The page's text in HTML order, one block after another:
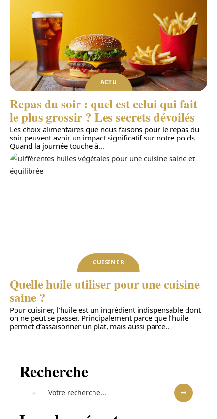
ACTU
Repas du soir : quel est celui qui fait
le plus grossir ? Les secrets dévoilés
Les choix alimentaires que nous faisons pour le repas du
soir peuvent avoir un impact significatif sur notre poids.
Quand la journée touche à…
CUISINER
Quelle huile utiliser pour une cuisine
saine ?
Pour cuisiner, l’huile est un ingrédient indispensable dont
on ne peut se passer. Principalement parce que l’huile
permet d’assaisonner un plat, mais aussi parce…
Recherche